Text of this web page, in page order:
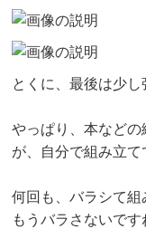
とくに、最後は少し
やっぱり、本など
が、自分で組み立て
何回も、バラシて
もうバラさないです